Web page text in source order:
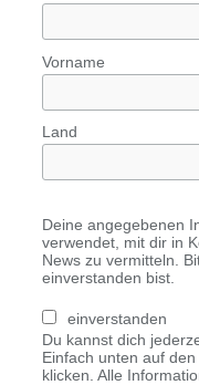
Vorname
Land
Deine angegebenen
verwendet, mit dir in
News zu vermitteln.
einverstanden bist.
einverstanden
Du kannst dich
Einfach unten auf
klicken. Alle